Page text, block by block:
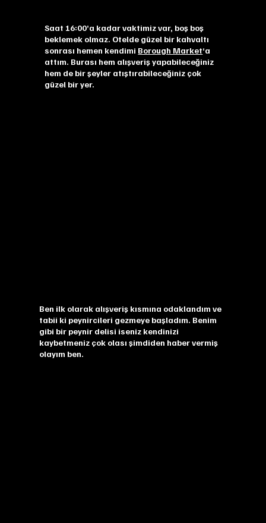
Saat 16:00’a kadar vaktimiz var, boş boş
beklemek olmaz. Otelde güzel bir kahvaltı
sonrası hemen kendimi Borough Market‘a
attım. Burası hem alışveriş yapabileceğiniz
hem de bir şeyler atıştırabileceğiniz çok
güzel bir yer.
Ben ilk olarak alışveriş kısmına odaklandım ve
tabii ki peynircileri gezmeye başladım. Benim
gibi bir peynir delisi iseniz kendinizi
kaybetmeniz çok olası şimdiden haber vermiş
olayım ben.